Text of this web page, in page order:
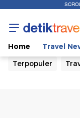
Home Travel
Terpopuler